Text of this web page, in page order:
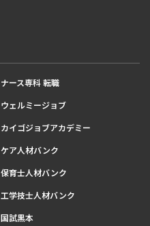
ナース専科 転職
ウェルミージョブ
カイゴジョブアカデミー
ケア人材バンク
保育士人材バンク
工学技士人材バンク
国試黒本